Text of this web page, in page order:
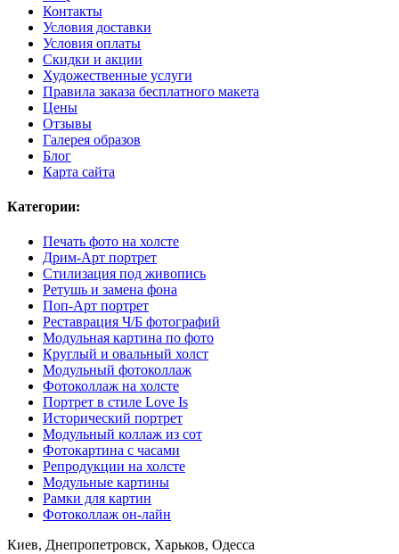
Контакты
Условия доставки
Условия оплаты
Скидки и акции
Художественные услуги
Правила заказа бесплатного макета
Цены
Отзывы
Галерея образов
Блог
Карта сайта
Категории:
Печать фото на холсте
Дрим-Арт портрет
Стилизация под живопись
Ретушь и замена фона
Поп-Арт портрет
Реставрация Ч/Б фотографий
Модульная картина по фото
Круглый и овальный холст
Модульный фотоколлаж
Фотоколлаж на холсте
Портрет в стиле Love Is
Исторический портрет
Модульный коллаж из сот
Фотокартина с часами
Репродукции на холсте
Модульные картины
Рамки для картин
Фотоколлаж он-лайн
Киев, Днепропетровск, Харьков, Одесса